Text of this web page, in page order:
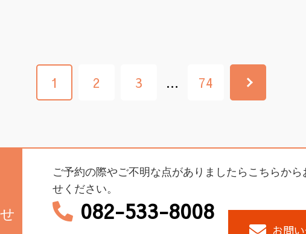
1 2 3 … 74
ご予約の際やご不明な点がありましたらこちらか
せください。
082-533-8008
お問